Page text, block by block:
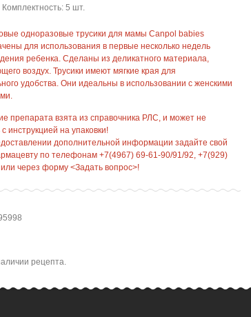
5 шт.
одноразовые трусики для мамы Canpol babies
для использования в первые несколько недель
ребенка. Сделаны из деликатного материала,
воздух. Трусики имеют мягкие края для
удобства. Они идеальны в использовании с женскими
препарата взята из справочника РЛС, и может не
инструкцией на упаковки!
дополнительной информации задайте свой
по телефонам +7(4967) 69-61-90/91/92, +7(929)
через форму <Задать вопрос>!
рецепта.